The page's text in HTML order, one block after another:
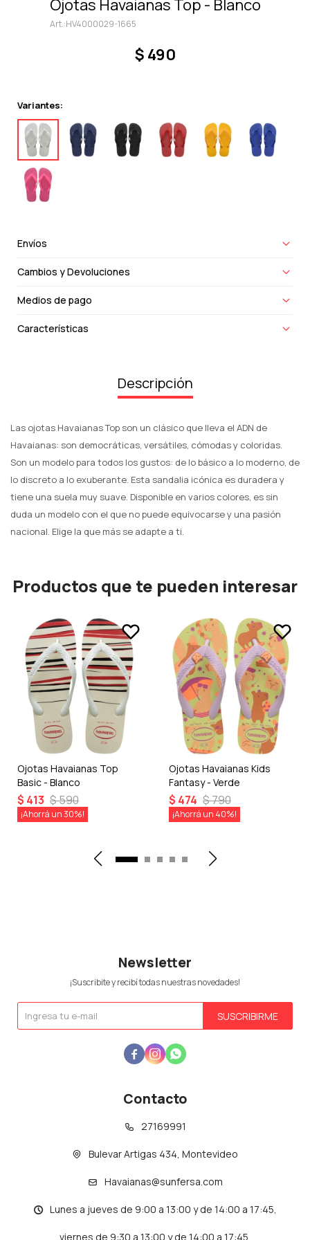
Ojotas Havaianas Top - Blanco
HV4000029-1665
$ 490
Variantes:
Envíos
Cambios y Devoluciones
Medios de pago
Características
Descripción
Las ojotas Havaianas Top son un clásico que lleva el ADN de
Havaianas: son democráticas, versátiles, cómodas y coloridas.
Son un modelo para todos los gustos: de lo básico a lo moderno, de
lo discreto a lo exuberante. Esta sandalia icónica es duradera y
tiene una suela muy suave. Disponible en varios colores, es sin
duda un modelo con el que no puede equivocarse y una pasión
nacional. Elige la que más se adapte a ti.
Productos que te pueden interesar
Ojotas Havaianas Top
Basic - Blanco
$ 413 $590
30
Ojotas Havaianas Kids
Fantasy - Verde
$ 474 $790
40
Contacto
27169991
Bulevar Artigas 434, Montevideo
Havaianas@sunfersa.com
Lunes a jueves de 9:00 a 13:00 y de 14:00 a 17:45,
viernes de 9:30 a 13:00 y de 14:00 a 17:45.
Newsletter
¡Suscribite y recibí todas nuestras novedades!
SUSCRIBIRME
  